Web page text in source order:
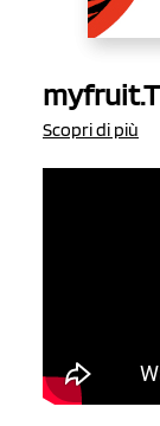
Scopri di più